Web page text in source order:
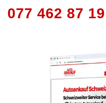
077 462 87 19